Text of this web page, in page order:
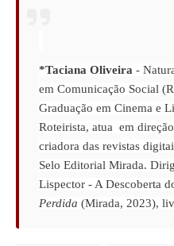
*Taciana Oliveira -
em Comunicação Social
Graduação em Cinema e
Roteirista, atua  em
criadora das revistas
Selo Editorial Mirada.
Lispector - A Descoberta
Perdida (Mirada, 2023),